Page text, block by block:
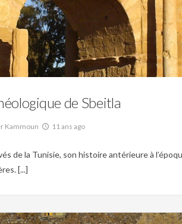
Tunisie byzantine, Tunisie romaine
de Sbeitla
Kammoun 11 ans ago
de la Tunisie, son histoire antérieure à
[...]